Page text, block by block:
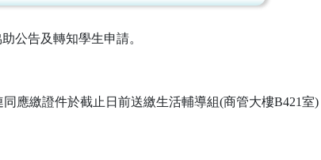
公告及轉知學生申請。
應繳證件於截止日前送繳生活輔導組(商管大樓B421室